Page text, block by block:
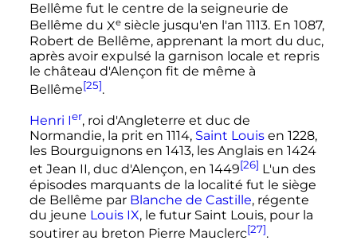
Bellême fut le centre de la seigneurie de
Bellême du Xe siècle jusqu'en l'an 1113. En 1087,
Robert de Bellême, apprenant la mort du duc,
après avoir expulsé la garnison locale et repris
le château d'Alençon fit de même à
Bellême[25].
Henri Ier, roi d'Angleterre et duc de
Normandie, la prit en 1114, Saint Louisen 1228,
les Bourguignons en 1413, les Anglais en 1424
et Jean II, duc d'Alençon, en 1449[26] L'un des
épisodes marquants de la localité fut le siège
de Bellême par Blanche de Castille, régente
du jeune Louis IX, le futur Saint Louis, pour la
soutirer au breton Pierre Mauclerc[27].